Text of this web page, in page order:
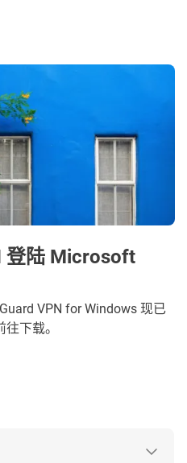
登陆 Microsoft
VPN for Windows 现已
下载。